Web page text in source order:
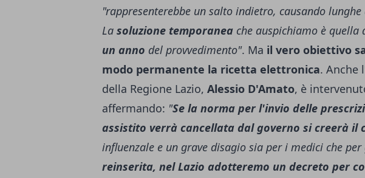
"rappresenterebbe un salto indietro, causando
La soluzione temporanea che auspichiamo è quella
un anno del provvedimento". Ma il vero obiettivo
modo permanente la ricetta elettronica. Anche
della Regione Lazio, Alessio D'Amato, è
affermando: "Se la norma per l'invio delle
assistito verrà cancellata dal governo si creerà il
influenzale e un grave disagio sia per i medici che
reinserita, nel Lazio adotteremo un decreto per